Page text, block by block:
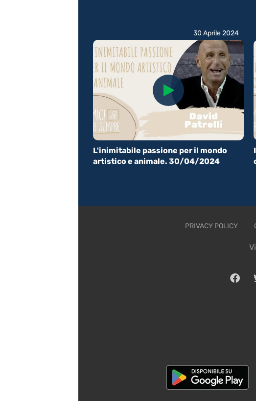
L'inimitabile passione per il mondo
artistico e animale. 30/04/2024
30 Aprile 2024
PRIVACY POLICY